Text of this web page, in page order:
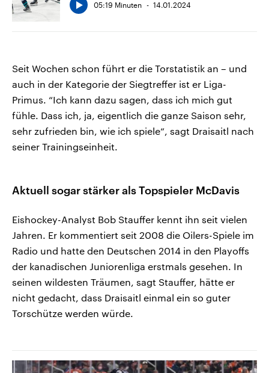
05:19 Minuten 14.01.2024
Seit Wochen schon führt er die Torstatistik an – und
auch in der Kategorie der Siegtreffer ist er Liga-
Primus. “Ich kann dazu sagen, dass ich mich gut
fühle. Dass ich, ja, eigentlich die ganze Saison sehr,
sehr zufrieden bin, wie ich spiele“, sagt Draisaitl nach
seiner Trainingseinheit.
Aktuell sogar stärker als Topspieler McDavis
Eishockey-Analyst Bob Stauffer kennt ihn seit vielen
Jahren. Er kommentiert seit 2008 die Oilers-Spiele im
Radio und hatte den Deutschen 2014 in den Playoffs
der kanadischen Juniorenliga erstmals gesehen. In
seinen wildesten Träumen, sagt Stauffer, hätte er
nicht gedacht, dass Draisaitl einmal ein so guter
Torschütze werden würde.